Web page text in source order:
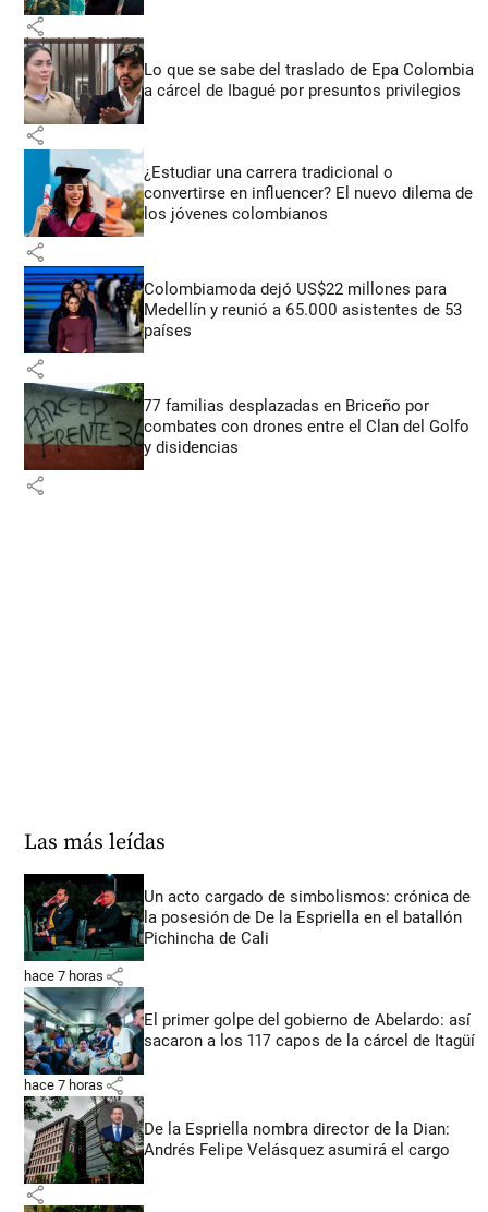
share
Lo que se sabe del traslado de Epa Colombia
a cárcel de Ibagué por presuntos privilegios
share
¿Estudiar una carrera tradicional o
convertirse en influencer? El nuevo dilema de
los jóvenes colombianos
share
Colombiamoda dejó US$22 millones para
Medellín y reunió a 65.000 asistentes de 53
países
share
77 familias desplazadas en Briceño por
combates con drones entre el Clan del Golfo
y disidencias
share
Las más leídas
Un acto cargado de simbolismos: crónica de
la posesión de De la Espriella en el batallón
Pichincha de Cali
hace 7 horas share
El primer golpe del gobierno de Abelardo: así
sacaron a los 117 capos de la cárcel de Itagüí
hace 7 horas share
De la Espriella nombra director de la Dian:
Andrés Felipe Velásquez asumirá el cargo
share